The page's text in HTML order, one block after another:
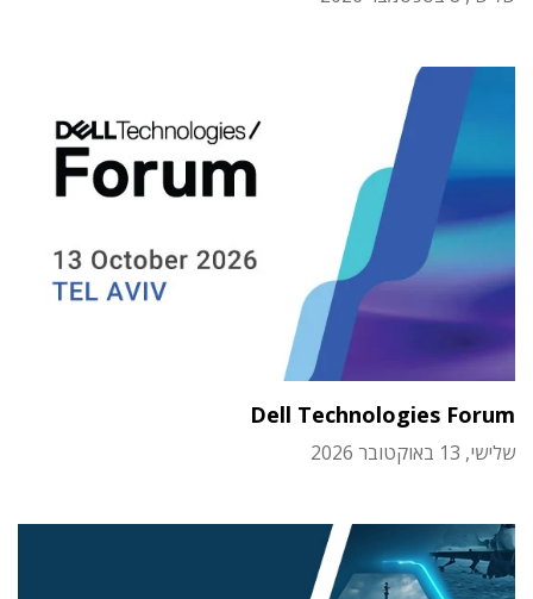
Dell Technologies Forum
שלישי, 13 באוקטובר 2026